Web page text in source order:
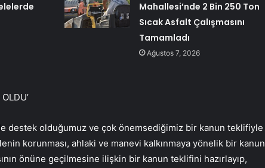
Mahallesi’nde 2 Bin 250 Ton
Sıcak Asfalt Çalışmasını
Tamamladı
Ağustos 7, 2026
destek olduğumuz ve çok önemsediğimiz bir kanun teklifiyle
korunması, ahlaki ve manevi kalkınmaya yönelik bir kanun
önüne geçilmesine ilişkin bir kanun teklifini hazırlayıp,